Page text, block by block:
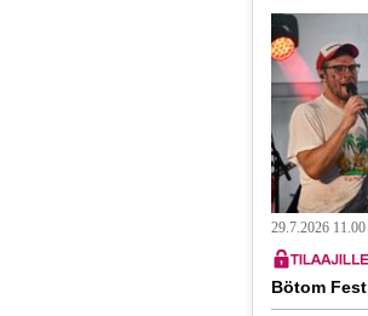
29.7.2026 11.00
Bötom